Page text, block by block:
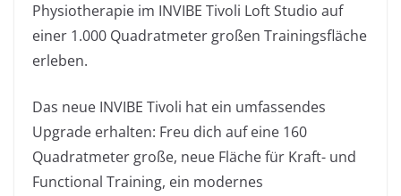
Physiotherapie im INVIBE Tivoli Loft Studio auf
einer 1.000 Quadratmeter großen Trainingsfläche
erleben.
Das neue INVIBE Tivoli hat ein umfassendes
Upgrade erhalten: Freu dich auf eine 160
Quadratmeter große, neue Fläche für Kraft- und
Functional Training, ein modernes